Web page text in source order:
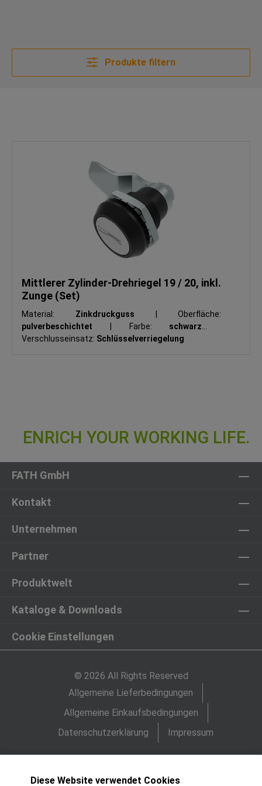
Produkte filtern
Mittlerer Zylinder-Drehriegel 19 / 20, inkl.
Zunge (Set)
Material: Zinkdruckguss
Oberfläche:
pulverbeschichtet
Farbe: schwarz
Verschlusseinsatz: Schlüsselverriegelung
FATH GmbH
Kontakt
Unternehmen
Partner
Produktwelt
Kataloge & Downloads
Cookie Einstellungen
© 2026 All Rights Reserved
Allgemeine Lieferbedingungen
Allgemeine Einkaufsbedingungen
Datenschutzerklärung
Impressum
Diese Website verwendet Cookies